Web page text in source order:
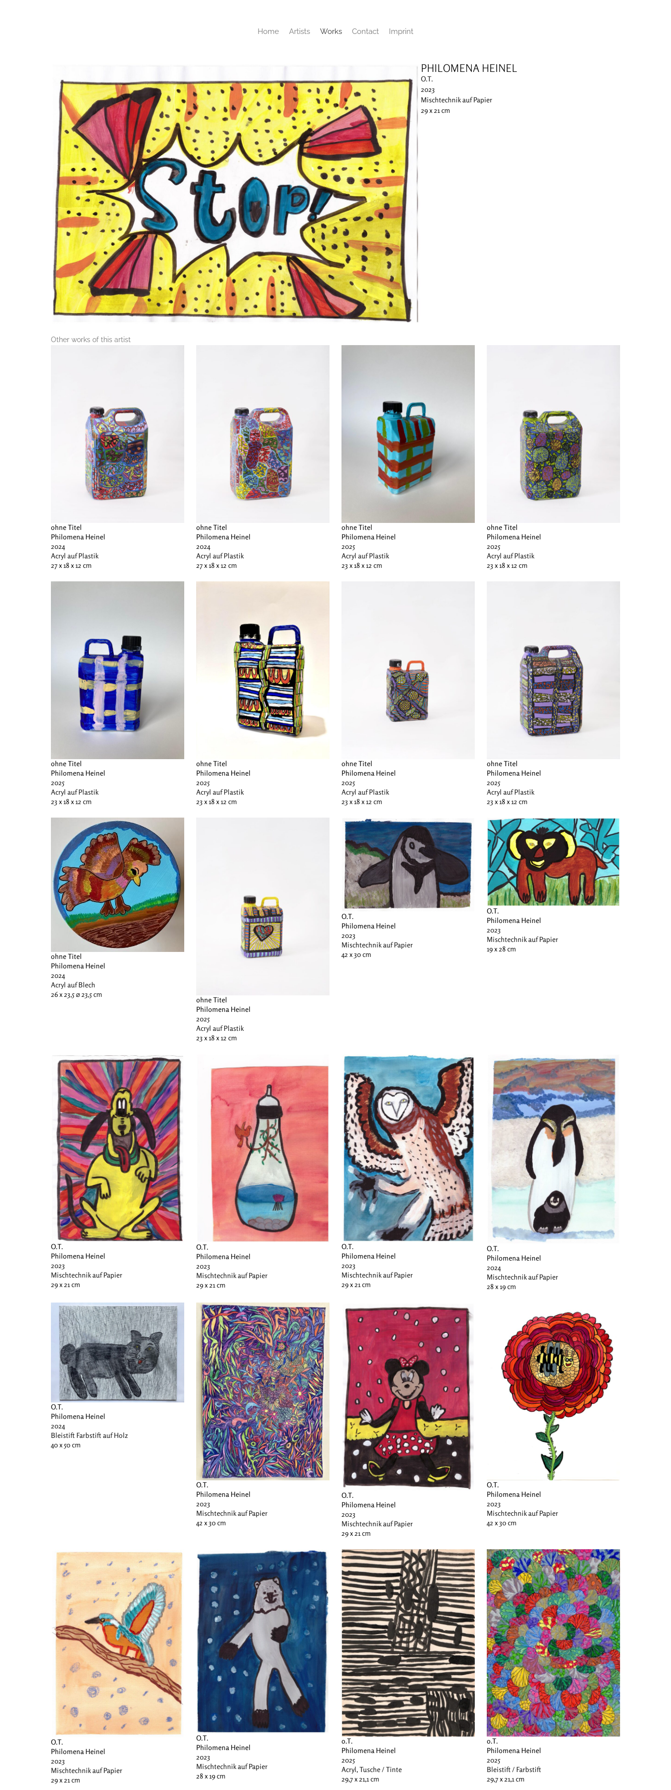
Home Artists Works Contact Imprint
PHILOMENA HEINEL
O.T.
2023
Mischtechnik auf Papier
29 x 21 cm
Other works of this artist
ohne Titel
Philomena Heinel
2024
Acryl auf Plastik
27 x 18 x 12 cm
ohne Titel
Philomena Heinel
2024
Acryl auf Plastik
27 x 18 x 12 cm
ohne Titel
Philomena Heinel
2025
Acryl auf Plastik
23 x 18 x 12 cm
ohne Titel
Philomena Heinel
2025
Acryl auf Plastik
23 x 18 x 12 cm
ohne Titel
Philomena Heinel
2025
Acryl auf Plastik
23 x 18 x 12 cm
ohne Titel
Philomena Heinel
2025
Acryl auf Plastik
23 x 18 x 12 cm
ohne Titel
Philomena Heinel
2025
Acryl auf Plastik
23 x 18 x 12 cm
ohne Titel
Philomena Heinel
2025
Acryl auf Plastik
23 x 18 x 12 cm
ohne Titel
Philomena Heinel
2024
Acryl auf Blech
26 x 23,5 ⌀ 23,5 cm
ohne Titel
Philomena Heinel
2025
Acryl auf Plastik
23 x 18 x 12 cm
O.T.
Philomena Heinel
2023
Mischtechnik auf Papier
42 x 30 cm
O.T.
Philomena Heinel
2023
Mischtechnik auf Papier
19 x 28 cm
O.T.
Philomena Heinel
2023
Mischtechnik auf Papier
29 x 21 cm
O.T.
Philomena Heinel
2023
Mischtechnik auf Papier
29 x 21 cm
O.T.
Philomena Heinel
2023
Mischtechnik auf Papier
29 x 21 cm
O.T.
Philomena Heinel
2024
Mischtechnik auf Papier
28 x 19 cm
O.T.
Philomena Heinel
2024
Bleistift Farbstift auf Holz
40 x 50 cm
O.T.
Philomena Heinel
2023
Mischtechnik auf Papier
42 x 30 cm
O.T.
Philomena Heinel
2023
Mischtechnik auf Papier
29 x 21 cm
O.T.
Philomena Heinel
2023
Mischtechnik auf Papier
42 x 30 cm
O.T.
Philomena Heinel
2023
Mischtechnik auf Papier
29 x 21 cm
O.T.
Philomena Heinel
2023
Mischtechnik auf Papier
28 x 19 cm
o.T.
Philomena Heinel
2025
Acryl, Tusche / Tinte
29,7 x 21,1 cm
o.T.
Philomena Heinel
2025
Bleistift / Farbstift
29,7 x 21,1 cm